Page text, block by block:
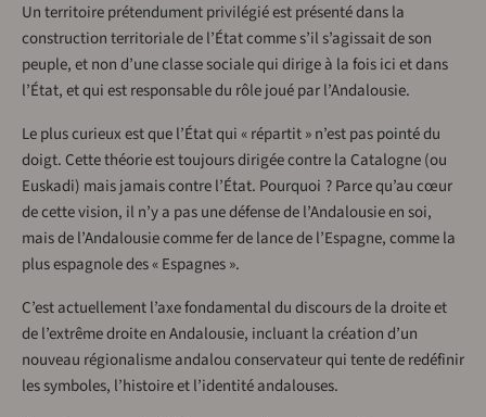
Un territoire prétendument privilégié est présenté dans la
construction territoriale de l’État comme s’il s’agissait de son
peuple, et non d’une classe sociale qui dirige à la fois ici et dans
l’État, et qui est responsable du rôle joué par l’Andalousie.
Le plus curieux est que l’État qui « répartit » n’est pas pointé du
doigt. Cette théorie est toujours dirigée contre la Catalogne (ou
Euskadi) mais jamais contre l’État. Pourquoi ? Parce qu’au cœur
de cette vision, il n’y a pas une défense de l’Andalousie en soi,
mais de l’Andalousie comme fer de lance de l’Espagne, comme la
plus espagnole des « Espagnes ».
C’est actuellement l’axe fondamental du discours de la droite et
de l’extrême droite en Andalousie, incluant la création d’un
nouveau régionalisme andalou conservateur qui tente de redéfinir
les symboles, l’histoire et l’identité andalouses.